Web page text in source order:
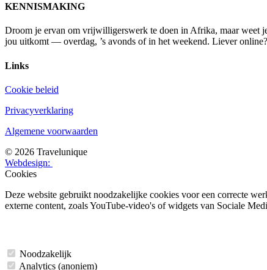
KENNISMAKING
Droom je ervan om vrijwilligerswerk te doen in Afrika, maar weet
jou uitkomt — overdag, ’s avonds of in het weekend. Liever
Links
Cookie beleid
Privacyverklaring
Algemene voorwaarden
© 2026 Travelunique
Webdesign:
Cookies
Deze website gebruikt noodzakelijke cookies voor een correcte
externe content, zoals YouTube-video's of widgets van Sociale
Noodzakelijk
Analytics (anoniem)